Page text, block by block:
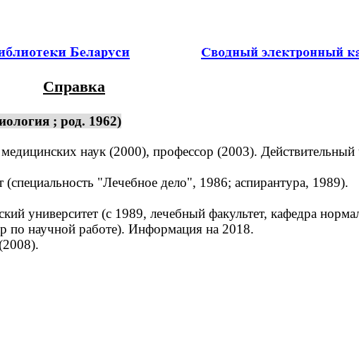
Справка
; род. 1962)
наук (2000), профессор (2003).
"Лечебное дело", 1986; аспирантура, 1989).
университет (с 1989, лечебный факультет, кафедра
по научной работе). Информация на 2018.